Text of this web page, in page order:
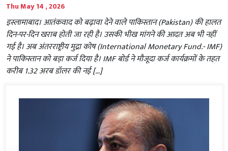
Thu May 14 , 2026
इस्लामाबाद। आतंकवाद को बढ़ावा देने वाले पाकिस्तान (Pakistan) की हालत
दिन-पर-दिन खराब होती जा रही है। उसकी भीख मांगने की आदत अब भी नहीं
गई है। अब अंतरराष्ट्रीय मुद्रा कोष (International Monetary Fund.- IMF)
ने पाकिस्तान को बड़ा कर्ज दिया है। IMF बोर्ड ने मौजूदा कर्ज कार्यक्रमों के तहत
करीब 1.32 अरब डॉलर की नई […]